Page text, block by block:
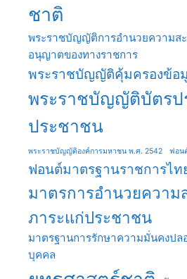
ชาติ
พระราชบัญญัติการอำนวยความส
อนุญาตของทางราชการ
พระราชบัญญัติคุ้มครองข้อ
พระราชบัญญัติบัตรป
ประชาชน
พระราชบัญญัติองค์การมหาชน พ.ศ. 2542 ฟอน
ฟอนต์มาตรฐานราชการไท
มาตรการอำนวยความ
ภาระแก่ประชาชน
มาตรฐานการรักษาความมั่นคงป
บุคคล